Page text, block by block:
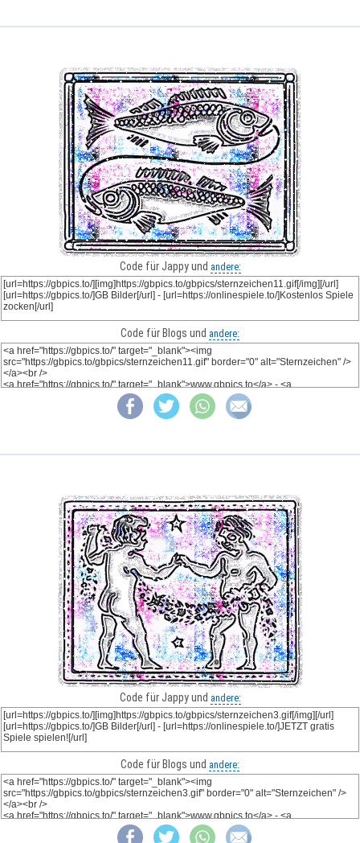
Code für Jappy und andere:
Code für Blogs und andere:
Code für Jappy und andere:
Code für Blogs und andere: